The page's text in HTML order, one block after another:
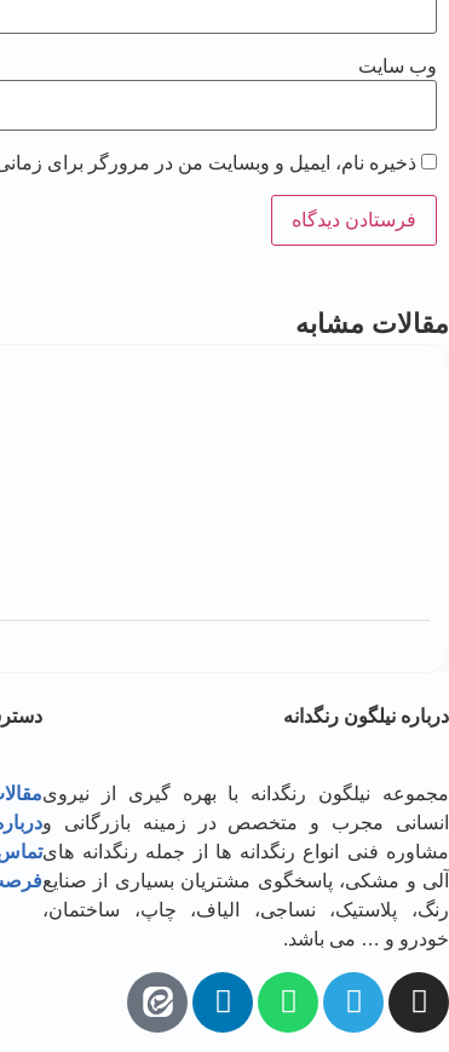
وب‌ سایت
ذخیره نام، ایمیل و وبسایت من در مرورگر برای
مقالات مشابه
درباره نیلگون رنگدانه
مجموعه نیلگون رنگدانه با بهره گیری از نیروی
انسانی مجرب و متخصص در زمینه بازرگانی و
مشاوره فنی انواع رنگدانه ­ها از جمله رنگدانه های
آلی و مشکی، پاسخگوی مشتریان بسیاری از صنایع
رنگ، پلاستیک، نساجی، الیاف، چاپ، ساختمان،
خودرو و … می­ باشد.
تماس